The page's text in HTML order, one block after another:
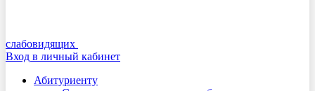
слабовидящих
Вход в личный кабинет
Абитуриенту